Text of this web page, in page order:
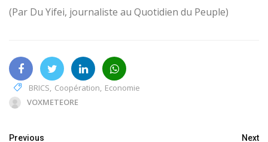
(Par Du Yifei, journaliste au Quotidien du Peuple)
BRICS Coopération Economie
VOXMETEORE
Previous Next